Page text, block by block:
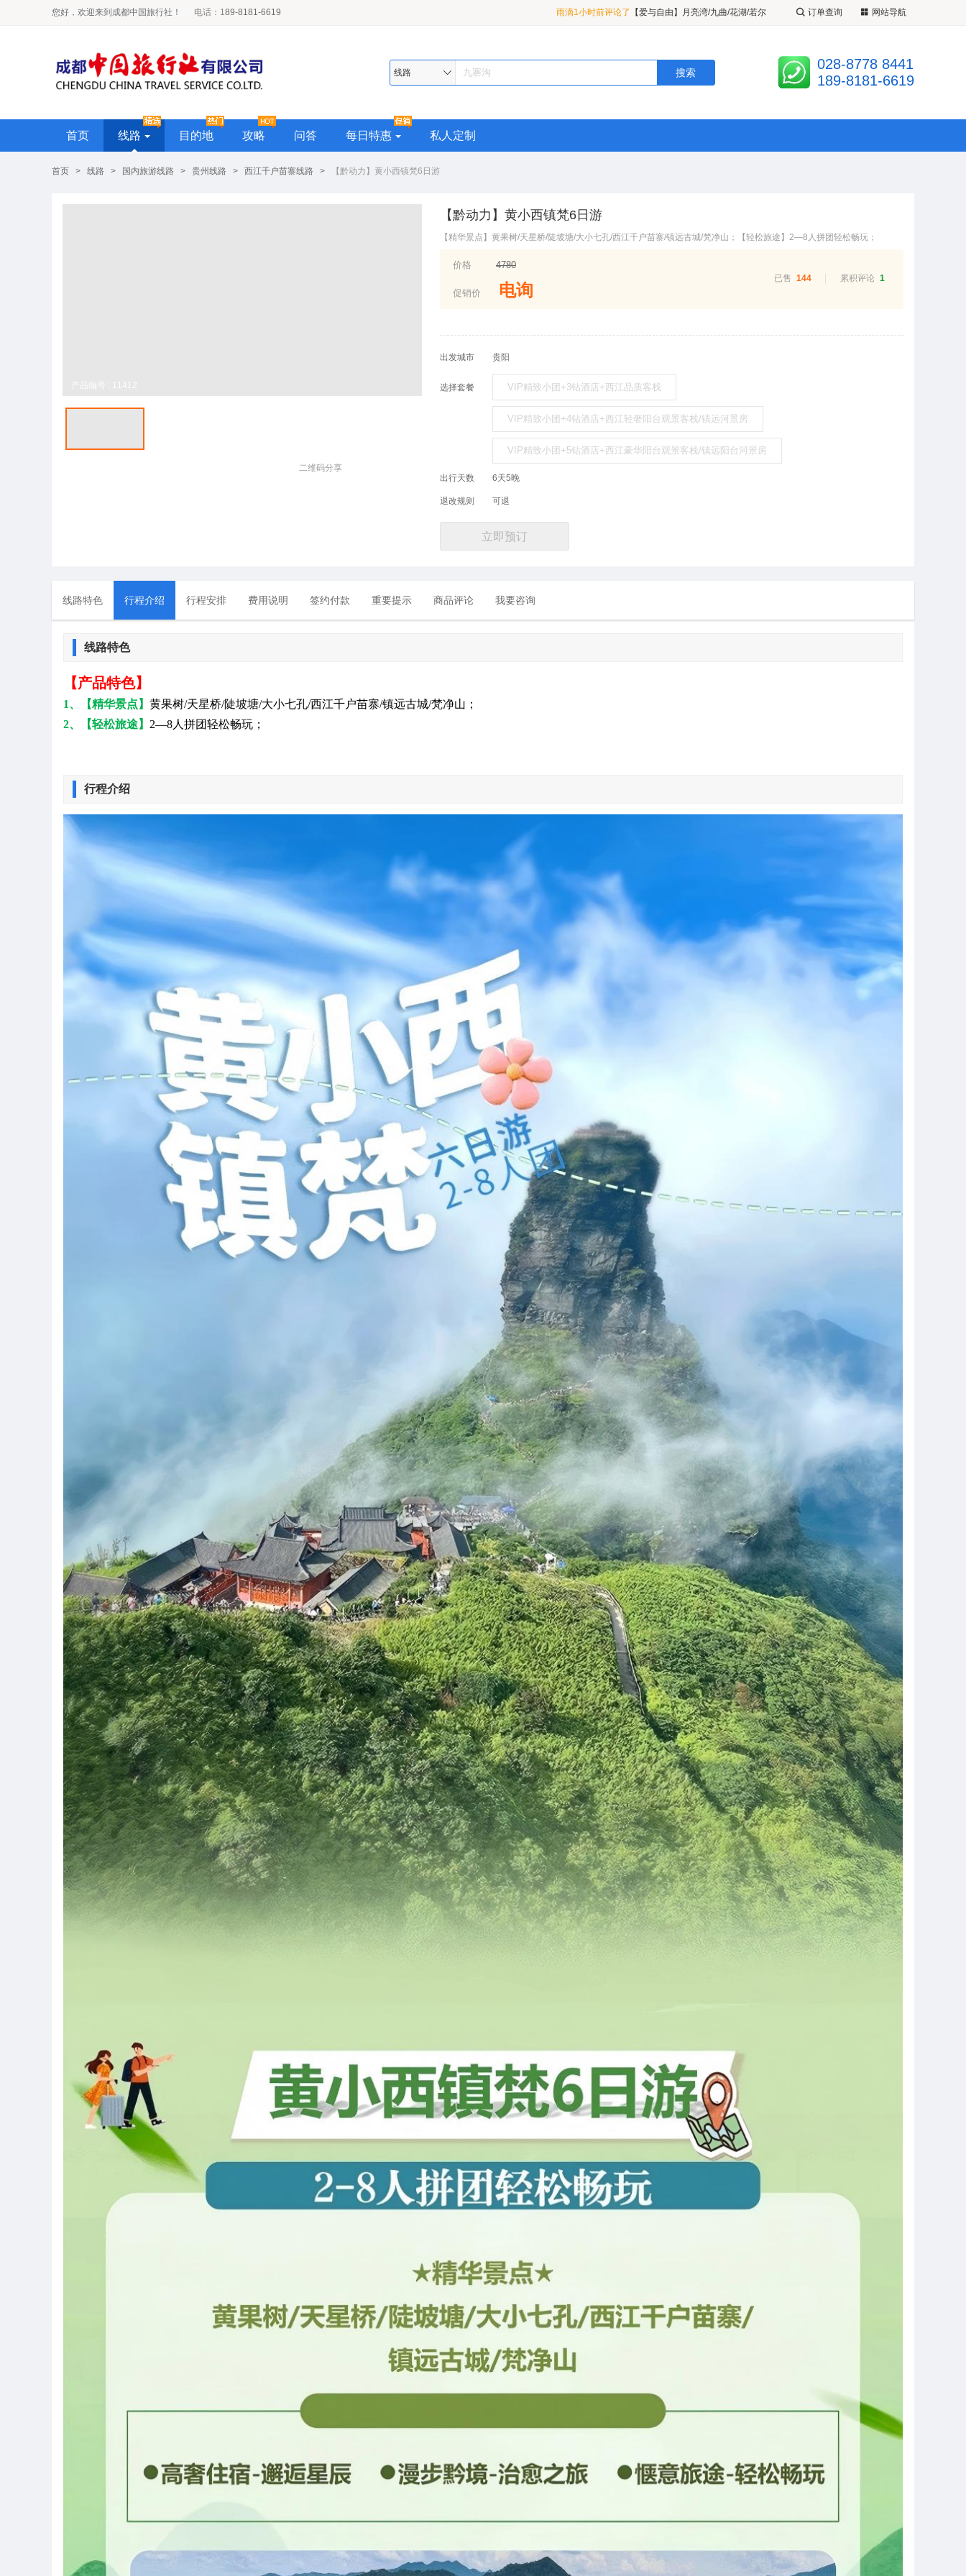
您好，欢迎来到成都中国旅行社！ 电话 ：189-8181-6619 订单查询 网站导航
茉莉花开4分钟前评论了夜宿九寨沟+黄龙2-8人纯玩双动
九曲/花湖/若尔盖/九寨/黄龙环线纯玩4 日游
雨滴1小时前评论了【爱与自由】月亮湾/九曲/花湖/若尔
盖/ 九寨沟/黄龙/四姑娘山环线纯玩小团2-8人 5 日游
线路
028-8778 8441
189-8181-6619
首页 线路 目的地 攻略 问答 每日特惠 私人定制
首页 > 线路 > 国内旅游线路 > 贵州线路 > 西江千户苗寨线路 > 【黔动力】黄小西镇梵6日游
产品编号 : 11412
二维码分享
【黔动力】黄小西镇梵6日游
【精华景点】黄果树/天星桥/陡坡塘/大小七孔/西江千户苗寨/镇远古城/梵净山；【轻松旅途】2—8人拼团轻松畅玩；
价格 4780
促销价 电询
已售 144 累积评论 1
出发城市 贵阳
选择套餐 VIP精致小团+3钻酒店+西江品质客栈
VIP精致小团+4钻酒店+西江轻奢阳台观景客栈/镇远河景房
VIP精致小团+5钻酒店+西江豪华阳台观景客栈/镇远阳台河景房
出行天数 6天5晚
退改规则 可退
立即预订
线路特色 行程介绍 行程安排 费用说明 签约付款 重要提示 商品评论 我要咨询
线路特色
【产品特色】
1、 【精华景点】 黄果树/天星桥/陡坡塘/大小七孔/西江千户苗寨/镇远古城/梵净山；
2、【轻松旅途】 2—8人拼团轻松畅玩；
行程介绍